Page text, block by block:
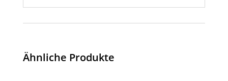
Ähnliche Produkte